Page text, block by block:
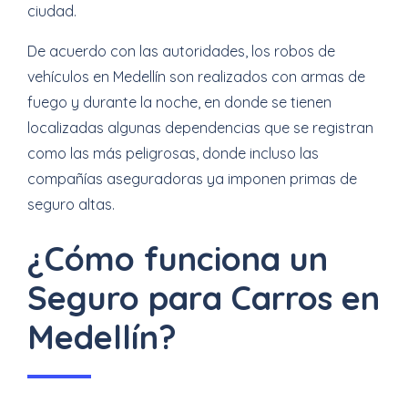
ciudad.
De acuerdo con las autoridades, los robos de
vehículos en Medellín son realizados con armas de
fuego y durante la noche, en donde se tienen
localizadas algunas dependencias que se registran
como las más peligrosas, donde incluso las
compañías aseguradoras ya imponen primas de
seguro altas.
¿Cómo funciona un
Seguro para Carros en
Medellín?